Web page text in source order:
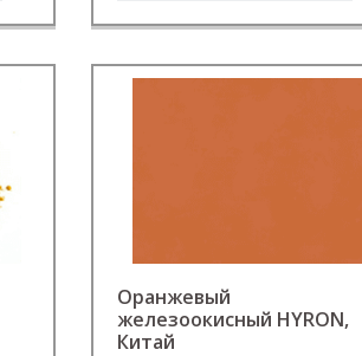
Оранжевый
железоокисный HYRON,
Китай